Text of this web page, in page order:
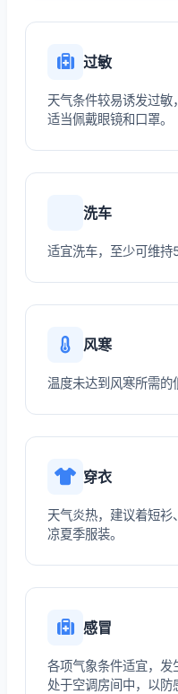
过敏
天气条件较易诱发过敏
适当佩戴眼镜和口罩。
洗车
适宜洗车，至少可维持
风寒
温度未达到风寒所需的
穿衣
天气炎热，建议着短
凉夏季服装。
感冒
各项气象条件适宜，发
处于空调房间中，以防